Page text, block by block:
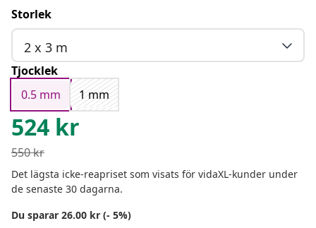
Storlek
2 x 3 m
Tjocklek
0.5 mm
1 mm
524 kr
550kr
Det lägsta icke-reapriset som visats för vidaXL-kunder under
de senaste 30 dagarna.
Du sparar 26.00 kr (- 5%)